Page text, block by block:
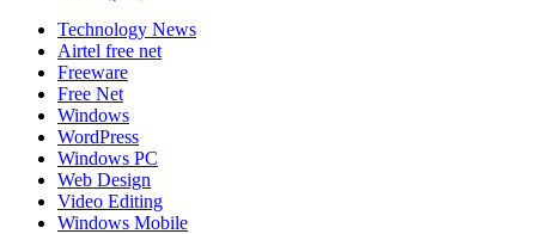
Technology News
Airtel free net
Freeware
Free Net
Windows
WordPress
Windows PC
Web Design
Video Editing
Windows Mobile